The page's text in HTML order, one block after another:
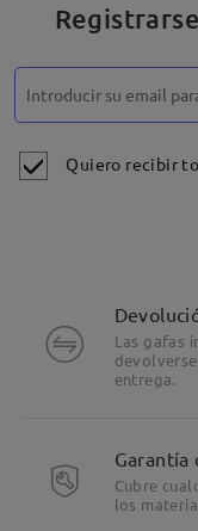
Quiero recibir
Las gafas
entrega.
Garantía
Cubre
los